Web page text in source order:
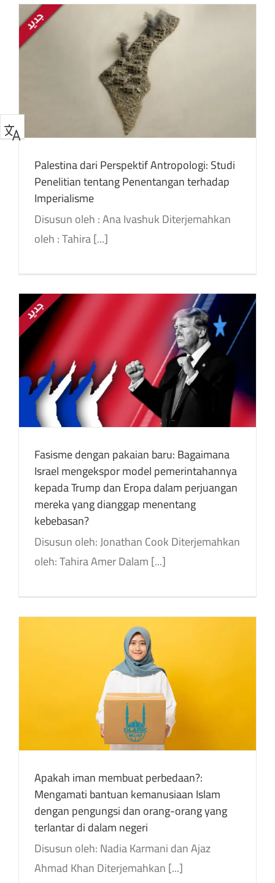
Palestina dari Perspektif Antropologi: Studi
Penelitian tentang Penentangan terhadap
Imperialisme
Disusun oleh : Ana Ivashuk Diterjemahkan
oleh : Tahira [...]
Fasisme dengan pakaian baru: Bagaimana
Israel mengekspor model pemerintahannya
kepada Trump dan Eropa dalam perjuangan
mereka yang dianggap menentang
kebebasan?
Disusun oleh: Jonathan Cook Diterjemahkan
oleh: Tahira Amer Dalam [...]
Apakah iman membuat perbedaan?:
Mengamati bantuan kemanusiaan Islam
dengan pengungsi dan orang-orang yang
terlantar di dalam negeri
Disusun oleh: Nadia Karmani dan Ajaz
Ahmad Khan Diterjemahkan [...]